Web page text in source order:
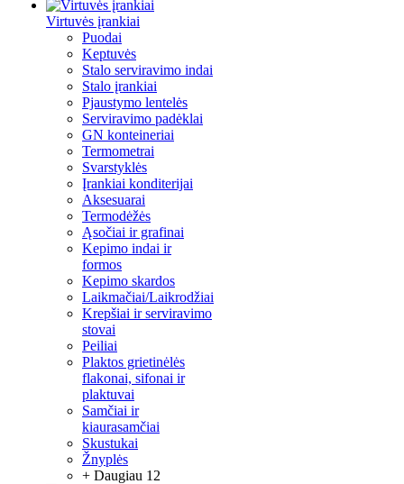
Virtuvės įrankiai
Puodai
Keptuvės
Stalo serviravimo indai
Stalo įrankiai
Pjaustymo lentelės
Serviravimo padėklai
GN konteineriai
Termometrai
Svarstyklės
Įrankiai konditerijai
Aksesuarai
Termodėžės
Ąsočiai ir grafinai
Kepimo indai ir
formos
Kepimo skardos
Laikmačiai/Laikrodžiai
Krepšiai ir serviravimo
stovai
Peiliai
Plaktos grietinėlės
flakonai, sifonai ir
plaktuvai
Samčiai ir
kiaurasamčiai
Skustukai
Žnyplės
+ Daugiau 12